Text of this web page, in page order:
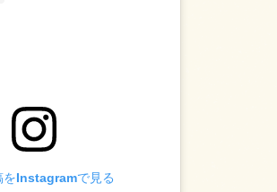
をInstagramで見る